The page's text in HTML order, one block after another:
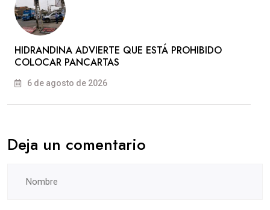
HIDRANDINA ADVIERTE QUE ESTÁ PROHIBIDO
COLOCAR PANCARTAS
6 de agosto de 2026
Deja un comentario